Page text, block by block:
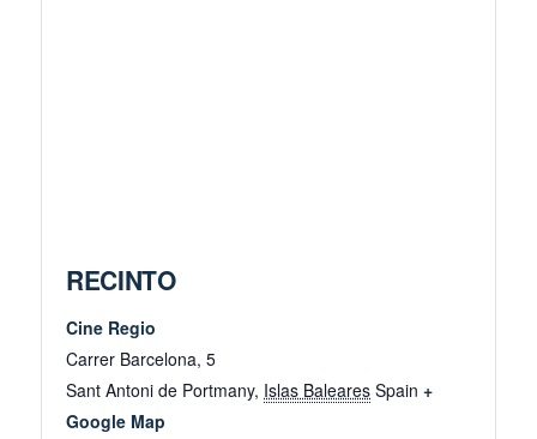
RECINTO
Cine Regio
Carrer Barcelona, 5
Sant Antoni de Portmany, Islas Baleares Spain +
Google Map